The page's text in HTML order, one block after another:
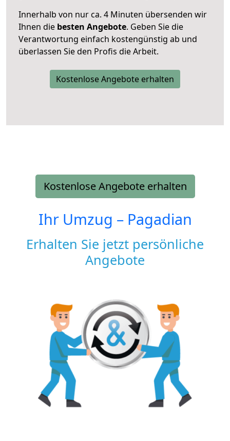
Innerhalb von nur ca. 4 Minuten übersenden wir
Ihnen die besten Angebote. Geben Sie die
Verantwortung einfach kostengünstig ab und
überlassen Sie den Profis die Arbeit.
Kostenlose Angebote erhalten
Kostenlose Angebote erhalten
Ihr Umzug – Pagadian
Erhalten Sie jetzt persönliche
Angebote